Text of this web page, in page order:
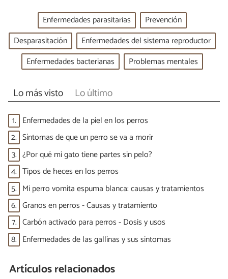
Enfermedades parasitarias
Prevención
Desparasitación
Enfermedades del sistema reproductor
Enfermedades bacterianas
Problemas mentales
Lo más visto Lo último
1. Enfermedades de la piel en los perros
2. Síntomas de que un perro se va a morir
3. ¿Por qué mi gato tiene partes sin pelo?
4. Tipos de heces en los perros
5. Mi perro vomita espuma blanca: causas y tratamientos
6. Granos en perros - Causas y tratamiento
7. Carbón activado para perros - Dosis y usos
8. Enfermedades de las gallinas y sus síntomas
Artículos relacionados